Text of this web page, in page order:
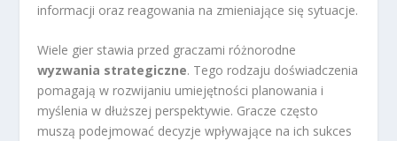
informacji oraz reagowania na zmieniające się sytuacje.
Wiele gier stawia przed graczami różnorodne
wyzwania strategiczne. Tego rodzaju doświadczenia
pomagają w rozwijaniu umiejętności planowania i
myślenia w dłuższej perspektywie. Gracze często
muszą podejmować decyzje wpływające na ich sukces